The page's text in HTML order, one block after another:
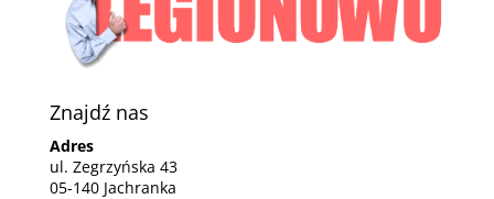
Znajdź nas
Adres
ul. Zegrzyńska 43
05-140 Jachranka